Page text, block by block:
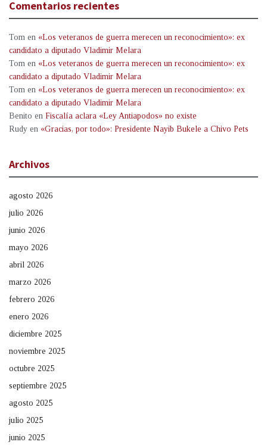
Comentarios recientes
Tom en «Los veteranos de guerra merecen un reconocimiento»: ex
candidato a diputado Vladimir Melara
Tom en «Los veteranos de guerra merecen un reconocimiento»: ex
candidato a diputado Vladimir Melara
Tom en «Los veteranos de guerra merecen un reconocimiento»: ex
candidato a diputado Vladimir Melara
Benito en Fiscalía aclara «Ley Antiapodos» no existe
Rudy en «Gracias, por todo»: Presidente Nayib Bukele a Chivo Pets
Archivos
agosto 2026
julio 2026
junio 2026
mayo 2026
abril 2026
marzo 2026
febrero 2026
enero 2026
diciembre 2025
noviembre 2025
octubre 2025
septiembre 2025
agosto 2025
julio 2025
junio 2025